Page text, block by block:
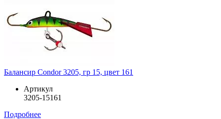
Балансир Condor 3205, гр 15, цвет 161
Артикул
3205-15161
Подробнее